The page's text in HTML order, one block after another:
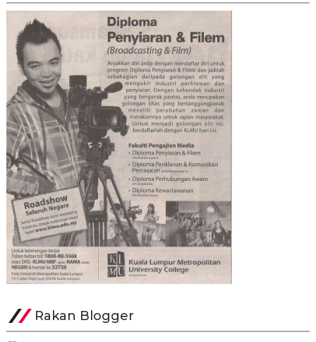
Rakan Blogger